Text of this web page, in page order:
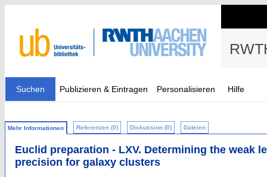
Suchen Publizieren & Eintragen Personalisieren Hilfe
Mehr Informationen Referenzen (0) Diskussion (0) Dateien
Euclid preparation - LXV. Determining the weak
precision for galaxy clusters